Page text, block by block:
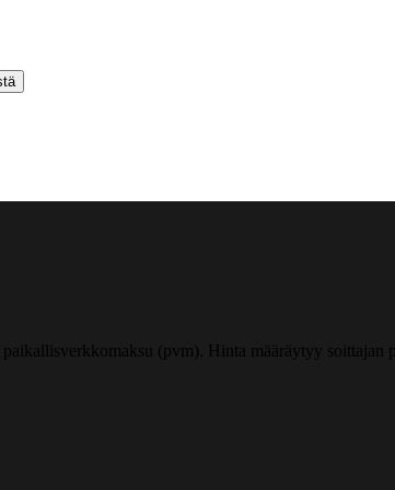
(pvm). Hinta määräytyy soittajan